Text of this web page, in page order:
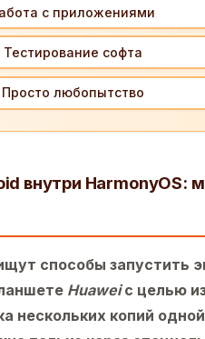
с приложениями
Тестирование софта
Просто любопытство
внутри HarmonyOS:
способы запустить
Huaweiс целью
нескольких копий